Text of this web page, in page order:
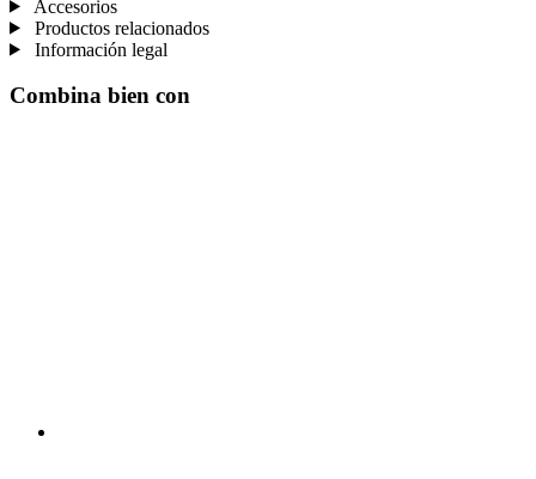
Accesorios
Productos relacionados
Información legal
Combina bien con